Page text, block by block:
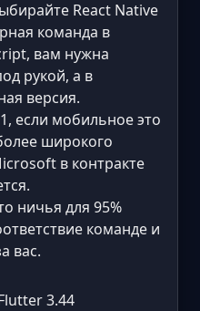
React Native
команда в
вам нужна
рукой, а в
версия.
если мобильное это
широкого
в контракте
ничья для 95%
команде и
вас.
3.44